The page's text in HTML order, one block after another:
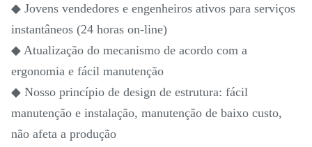
◆ Jovens vendedores e engenheiros ativos para serviços
instantâneos (24 horas on-line)
◆ Atualização do mecanismo de acordo com a
ergonomia e fácil manutenção
◆ Nosso princípio de design de estrutura: fácil
manutenção e instalação, manutenção de baixo custo,
não afeta a produção